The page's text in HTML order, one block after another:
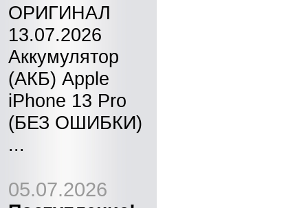
ОРИГИНАЛ
13.07.2026
Аккумулятор
(АКБ) Apple
iPhone 13 Pro
(БЕЗ ОШИБКИ)
...
05.07.2026